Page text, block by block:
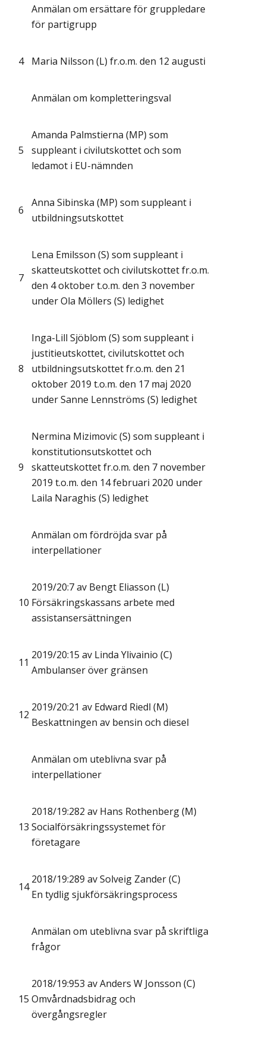
Anmälan om ersättare för gruppledare
för partigrupp
4 Maria Nilsson (L) fr.o.m. den 12 augusti
Anmälan om kompletteringsval
5
Amanda Palmstierna (MP) som
suppleant i civilutskottet och som
ledamot i EU-nämnden
6
Anna Sibinska (MP) som suppleant i
utbildningsutskottet
7
Lena Emilsson (S) som suppleant i
skatteutskottet och civilutskottet fr.o.m.
den 4 oktober t.o.m. den 3 november
under Ola Möllers (S) ledighet
8
Inga-Lill Sjöblom (S) som suppleant i
justitieutskottet, civilutskottet och
utbildningsutskottet fr.o.m. den 21
oktober 2019 t.o.m. den 17 maj 2020
under Sanne Lennströms (S) ledighet
9
Nermina Mizimovic (S) som suppleant i
konstitutionsutskottet och
skatteutskottet fr.o.m. den 7 november
2019 t.o.m. den 14 februari 2020 under
Laila Naraghis (S) ledighet
Anmälan om fördröjda svar på
interpellationer
10
2019/20:7 av Bengt Eliasson (L)
Försäkringskassans arbete med
assistansersättningen
11
2019/20:15 av Linda Ylivainio (C)
Ambulanser över gränsen
12
2019/20:21 av Edward Riedl (M)
Beskattningen av bensin och diesel
Anmälan om uteblivna svar på
interpellationer
13
2018/19:282 av Hans Rothenberg (M)
Socialförsäkringssystemet för
företagare
14
2018/19:289 av Solveig Zander (C)
En tydlig sjukförsäkringsprocess
Anmälan om uteblivna svar på skriftliga
frågor
15
2018/19:953 av Anders W Jonsson (C)
Omvårdnadsbidrag och
övergångsregler